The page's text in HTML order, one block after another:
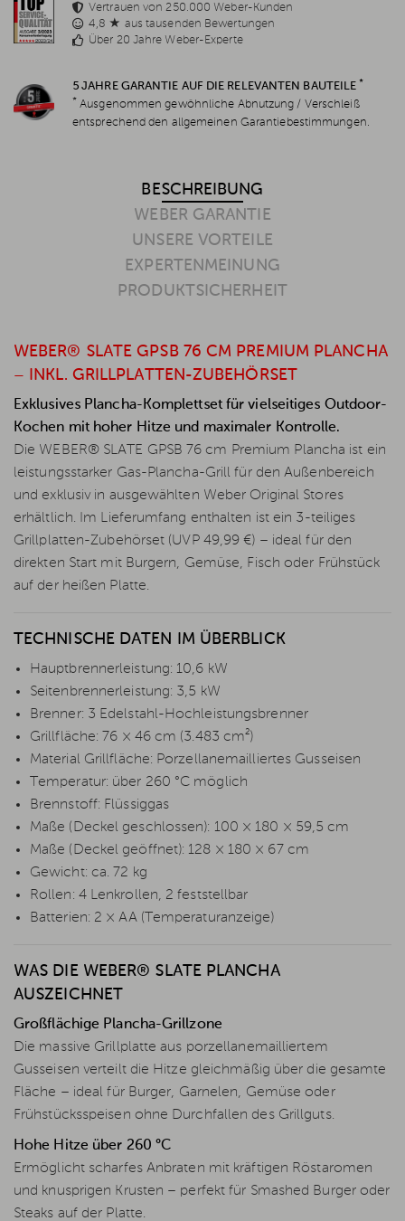
Vertrauen von 250.000 Weber-Kunden
4,8 ★ aus tausenden Bewertungen
Über 20 Jahre Weber-Experte
5 JAHRE GARANTIE AUF DIE RELEVANTEN BAUTEILE *
* Ausgenommen gewöhnliche Abnutzung / Verschleiß
entsprechend den allgemeinen Garantiebestimmungen.
BESCHREIBUNG
WEBER GARANTIE
UNSERE VORTEILE
EXPERTENMEINUNG
PRODUKTSICHERHEIT
WEBER® SLATE GPSB 76 CM PREMIUM PLANCHA
– INKL. GRILLPLATTEN-ZUBEHÖRSET
Exklusives Plancha-Komplettset für vielseitiges Outdoor-
Kochen mit hoher Hitze und maximaler Kontrolle.
Die WEBER® SLATE GPSB 76 cm Premium Plancha ist ein
leistungsstarker Gas-Plancha-Grill für den Außenbereich
und exklusiv in ausgewählten Weber Original Stores
erhältlich. Im Lieferumfang enthalten ist ein 3-teiliges
Grillplatten-Zubehörset (UVP 49,99 €) – ideal für den
direkten Start mit Burgern, Gemüse, Fisch oder Frühstück
auf der heißen Platte.
TECHNISCHE DATEN IM ÜBERBLICK
Hauptbrennerleistung: 10,6 kW
Seitenbrennerleistung: 3,5 kW
Brenner: 3 Edelstahl-Hochleistungsbrenner
Grillfläche: 76 × 46 cm (3.483 cm²)
Material Grillfläche: Porzellanemailliertes Gusseisen
Temperatur: über 260 °C möglich
Brennstoff: Flüssiggas
Maße (Deckel geschlossen): 100 × 180 × 59,5 cm
Maße (Deckel geöffnet): 128 × 180 × 67 cm
Gewicht: ca. 72 kg
Rollen: 4 Lenkrollen, 2 feststellbar
Batterien: 2 × AA (Temperaturanzeige)
WAS DIE WEBER® SLATE PLANCHA
AUSZEICHNET
Großflächige Plancha-Grillzone
Die massive Grillplatte aus porzellanemailliertem
Gusseisen verteilt die Hitze gleichmäßig über die gesamte
Fläche – ideal für Burger, Garnelen, Gemüse oder
Frühstücksspeisen ohne Durchfallen des Grillguts.
Hohe Hitze über 260 °C
Ermöglicht scharfes Anbraten mit kräftigen Röstaromen
und knusprigen Krusten – perfekt für Smashed Burger oder
Steaks auf der Platte.